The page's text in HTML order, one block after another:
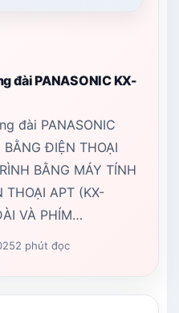
đài PANASONIC KX-
đài PANASONIC
ĐIỆN THOẠI
BẰNG MÁY TÍNH
THOẠI APT (KX-
VÀ PHÍM…
2 phút đọc